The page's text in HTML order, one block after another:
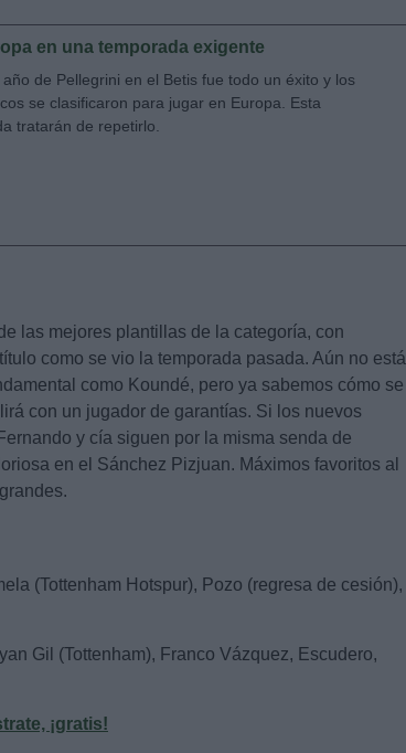
en una temporada exigente
de Pellegrini en el Betis fue todo un éxito y los
se clasificaron para jugar en Europa. Esta
tratarán de repetirlo.
las mejores plantillas de la categoría, con
como se vio la temporada pasada. Aún no está
como Koundé, pero ya sabemos cómo se
con un jugador de garantías. Si los nuevos
y cía siguen por la misma senda de
en el Sánchez Pizjuan. Máximos favoritos al
(Tottenham Hotspur), Pozo (regresa de cesión),
Gil (Tottenham), Franco Vázquez, Escudero,
¡gratis!